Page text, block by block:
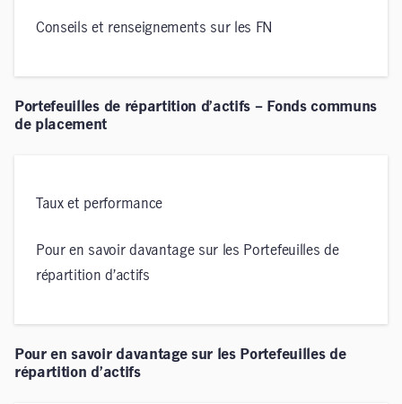
Conseils et renseignements sur les FN
Portefeuilles de répartition d’actifs – Fonds communs
de placement
Taux et performance
Pour en savoir davantage sur les Portefeuilles de
répartition d’actifs
Pour en savoir davantage sur les Portefeuilles de
répartition d’actifs